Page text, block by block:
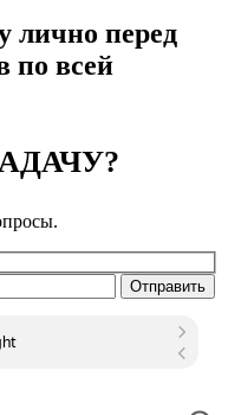
лично перед
по всей